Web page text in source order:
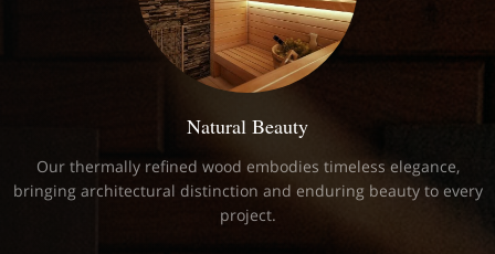
Natural Beauty
Our thermally refined wood embodies timeless elegance,
bringing architectural distinction and enduring beauty to every
project.